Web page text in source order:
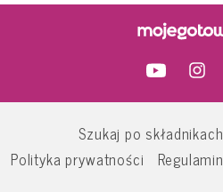
Szukaj po składnikach
Polityka prywatności
Regulamin